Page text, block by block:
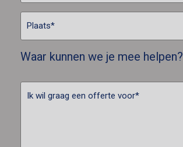
Waar kunnen we je mee helpen?